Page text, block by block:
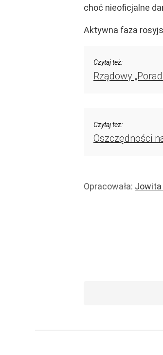
choć nieoficjalne
Aktywna faza
Czytaj też:
Rządowy
Czytaj też:
Oszczędności
Opracowała: Jowita